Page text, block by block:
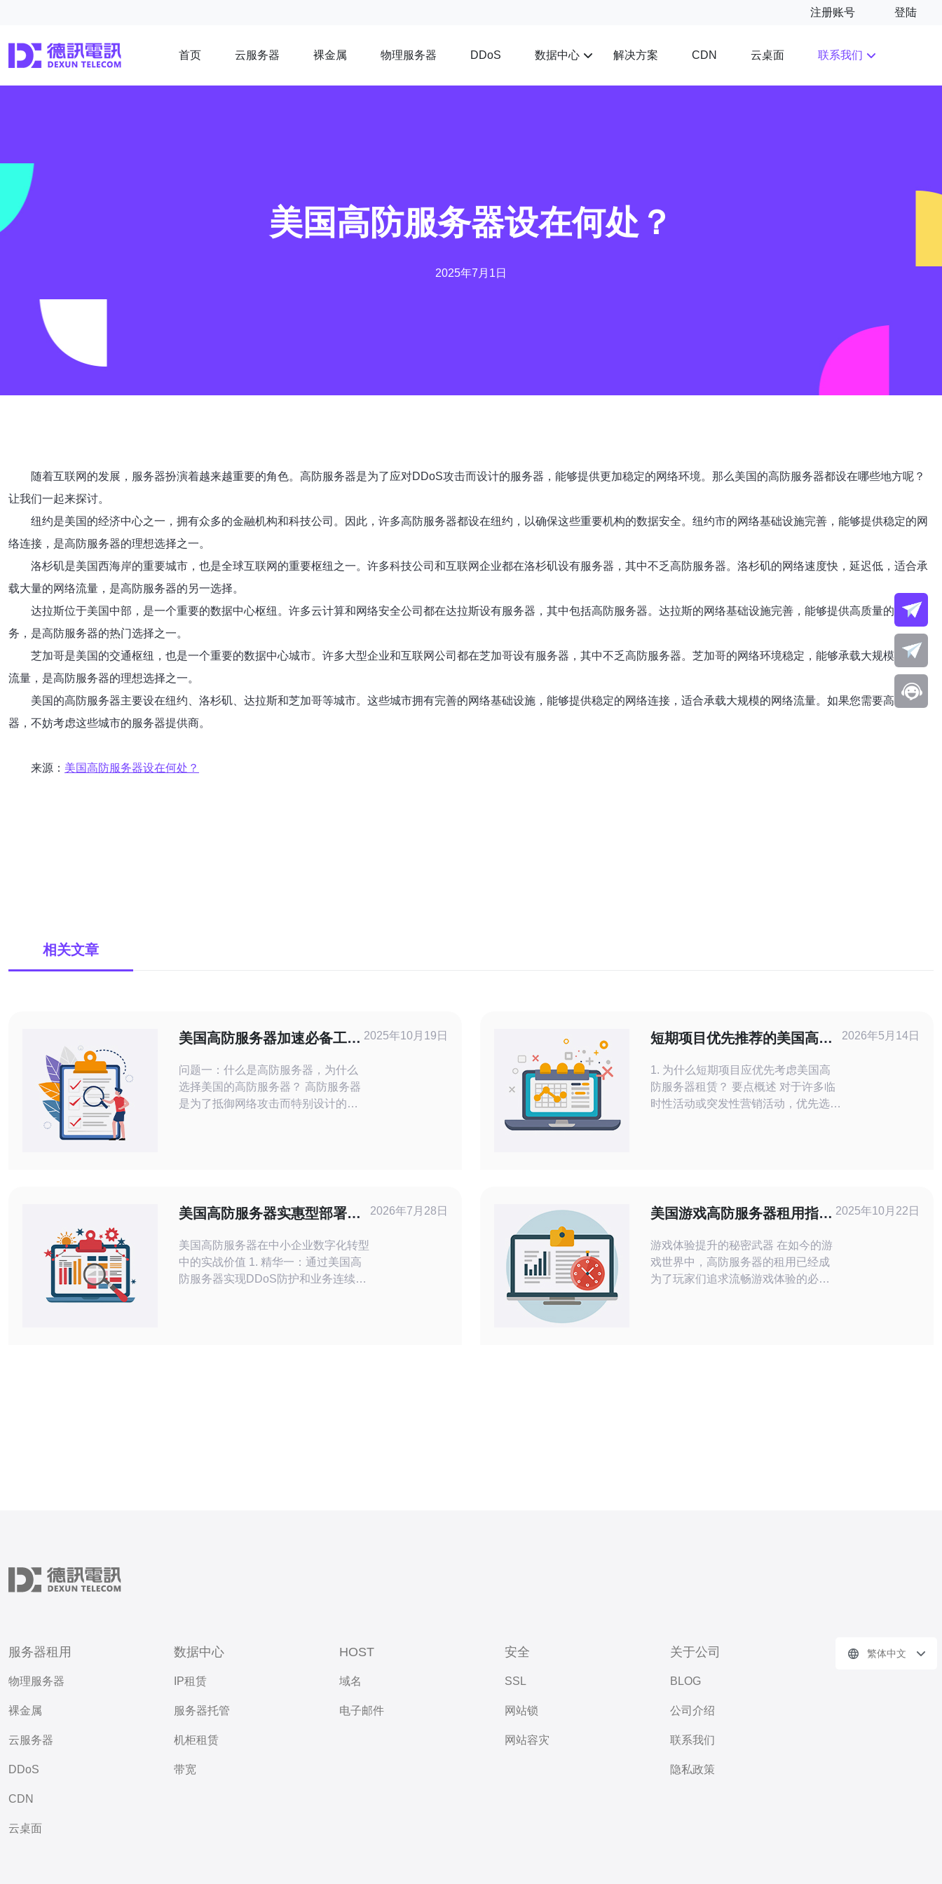
注册账号 登陆
首页 云服务器 裸金属 物理服务器 DDoS 数据中心 解决方案 CDN 云桌面 联系我们
美国高防服务器设在何处？
2025年7月1日
随着互联网的发展，服务器扮演着越来越重要的角色。高防服务器是为了应对DDoS攻击而设计的服务器，能够提供更加稳定的网络环境。那么美国的高防服务器都设在哪些地方呢？
让我们一起来探讨。
纽约是美国的经济中心之一，拥有众多的金融机构和科技公司。因此，许多高防服务器都设在纽约，以确保这些重要机构的数据安全。纽约市的网络基础设施完善，能够提供稳定的网
络连接，是高防服务器的理想选择之一。
洛杉矶是美国西海岸的重要城市，也是全球互联网的重要枢纽之一。许多科技公司和互联网企业都在洛杉矶设有服务器，其中不乏高防服务器。洛杉矶的网络速度快，延迟低，适合承
载大量的网络流量，是高防服务器的另一选择。
达拉斯位于美国中部，是一个重要的数据中心枢纽。许多云计算和网络安全公司都在达拉斯设有服务器，其中包括高防服务器。达拉斯的网络基础设施完善，能够提供高质量的网络服
务，是高防服务器的热门选择之一。
芝加哥是美国的交通枢纽，也是一个重要的数据中心城市。许多大型企业和互联网公司都在芝加哥设有服务器，其中不乏高防服务器。芝加哥的网络环境稳定，能够承载大规模的网络
流量，是高防服务器的理想选择之一。
美国的高防服务器主要设在纽约、洛杉矶、达拉斯和芝加哥等城市。这些城市拥有完善的网络基础设施，能够提供稳定的网络连接，适合承载大规模的网络流量。如果您需要高防服务
器，不妨考虑这些城市的服务器提供商。
来源： 美国高防服务器设在何处？
相关文章
美国高防服务器加速必备工具
问题一：什么是高防服务器，为什么
选择美国的高防服务器？ 高防服务器
是为了抵御网络攻击而特别设计的服
务器通常拥有更好的带宽资源和更多
的安全设置选项，能够为网站提供更
快的访问速度和更高
2025年10月19日
短期项目优先推荐的美国高防
1. 为什么短期项目应优先考虑美国高
防服务器租赁？ 要点概述 对于许多临
时性活动或突发性营销活动，优先选择
清洗平台和完善的BGP策略，能提供
更高的DDoS防护上限和更低的丢
2026年5月14日
美国高防服务器实惠型部署在
实践
美国高防服务器在中小企业数字化转型
中的实战价值 1. 精华一：通过美国高
防服务器实现DDoS防护和业务连续
2026年7月28日
美国游戏高防服务器租用指南
游戏体验提升的秘密武器 在如今的游
戏世界中，高防服务器的租用已经成
为了玩家们追求流畅游戏体验的必要
2025年10月22日
服务器租用
物理服务器
裸金属
云服务器
DDoS
CDN
云桌面
数据中心
IP租赁
服务器托管
机柜租赁
带宽
HOST
域名
电子邮件
安全
SSL
网站锁
网站容灾
关于公司
BLOG
公司介绍
联系我们
隐私政策
繁体中文